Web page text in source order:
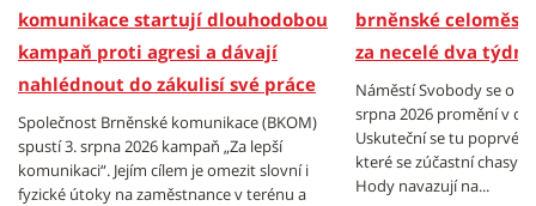
komunikace startují dlouhodobou
kampaň proti agresi a dávají
nahlédnout do zákulisí své práce
Společnost Brněnské komunikace (BKOM)
spustí 3. srpna 2026 kampaň „Za lepší
komunikaci“. Jejím cílem je omezit slovní i
fyzické útoky na zaměstnance v terénu a
brněnské
za necelé dva týdny
Náměstí Svobody se o
srpna 2026 promění v
Uskuteční se tu poprvé
které se zúčastní chasy
Hody navazují na...